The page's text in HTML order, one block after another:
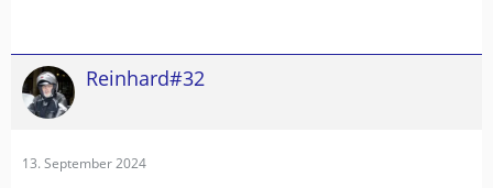
Reinhard#32
13. September 2024